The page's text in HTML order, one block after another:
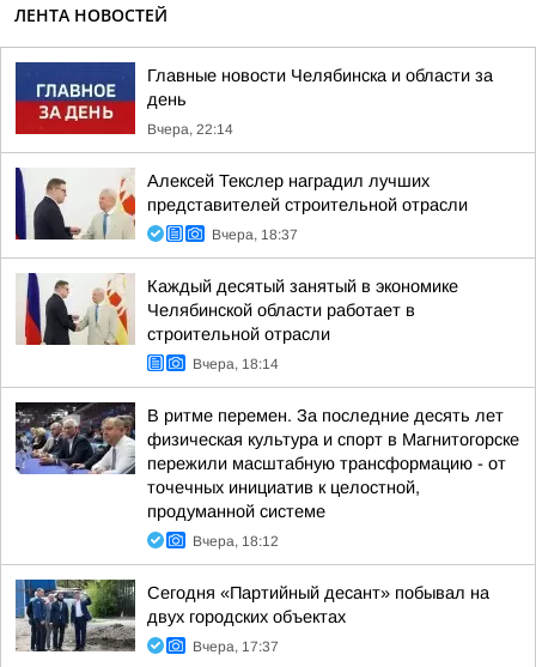
ЛЕНТА НОВОСТЕЙ
Главные новости Челябинска и области за
день
Вчера, 22:14
Алексей Текслер наградил лучших
представителей строительной отрасли
Вчера, 18:37
Каждый десятый занятый в экономике
Челябинской области работает в
строительной отрасли
Вчера, 18:14
В ритме перемен. За последние десять лет
физическая культура и спорт в Магнитогорске
пережили масштабную трансформацию - от
точечных инициатив к целостной,
продуманной системе
Вчера, 18:12
Сегодня «Партийный десант» побывал на
двух городских объектах
Вчера, 17:37